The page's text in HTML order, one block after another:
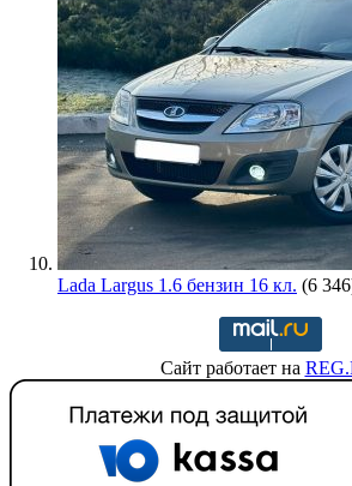
Lada Largus 1.6 бензин 16 кл. (6
Сайт работает на